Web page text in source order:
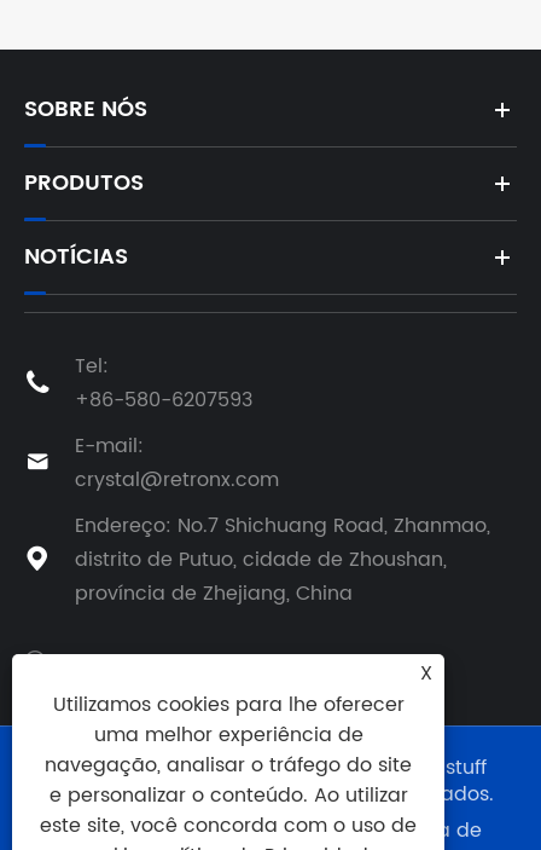
SOBRE NÓS
PRODUTOS
NOTÍCIAS

Tel:
+86-580-6207593

E-mail:
crystal@retronx.com

Endereço: No.7 Shichuang Road, Zhanmao,
distrito de Putuo, cidade de Zhoushan,
província de Zhejiang, China
Copyright © 2024 Zhejiang Retronx Foodstuff
Industry Co., Ltd. Todos os direitos reservados.
Links | Sitemap | RSS | XML | política de
X
Utilizamos cookies para lhe oferecer
uma melhor experiência de
navegação, analisar o tráfego do site
e personalizar o conteúdo. Ao utilizar
este site, você concorda com o uso de